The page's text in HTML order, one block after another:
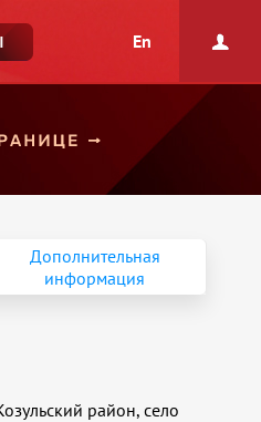
En
Дополнительная
информация
район, село